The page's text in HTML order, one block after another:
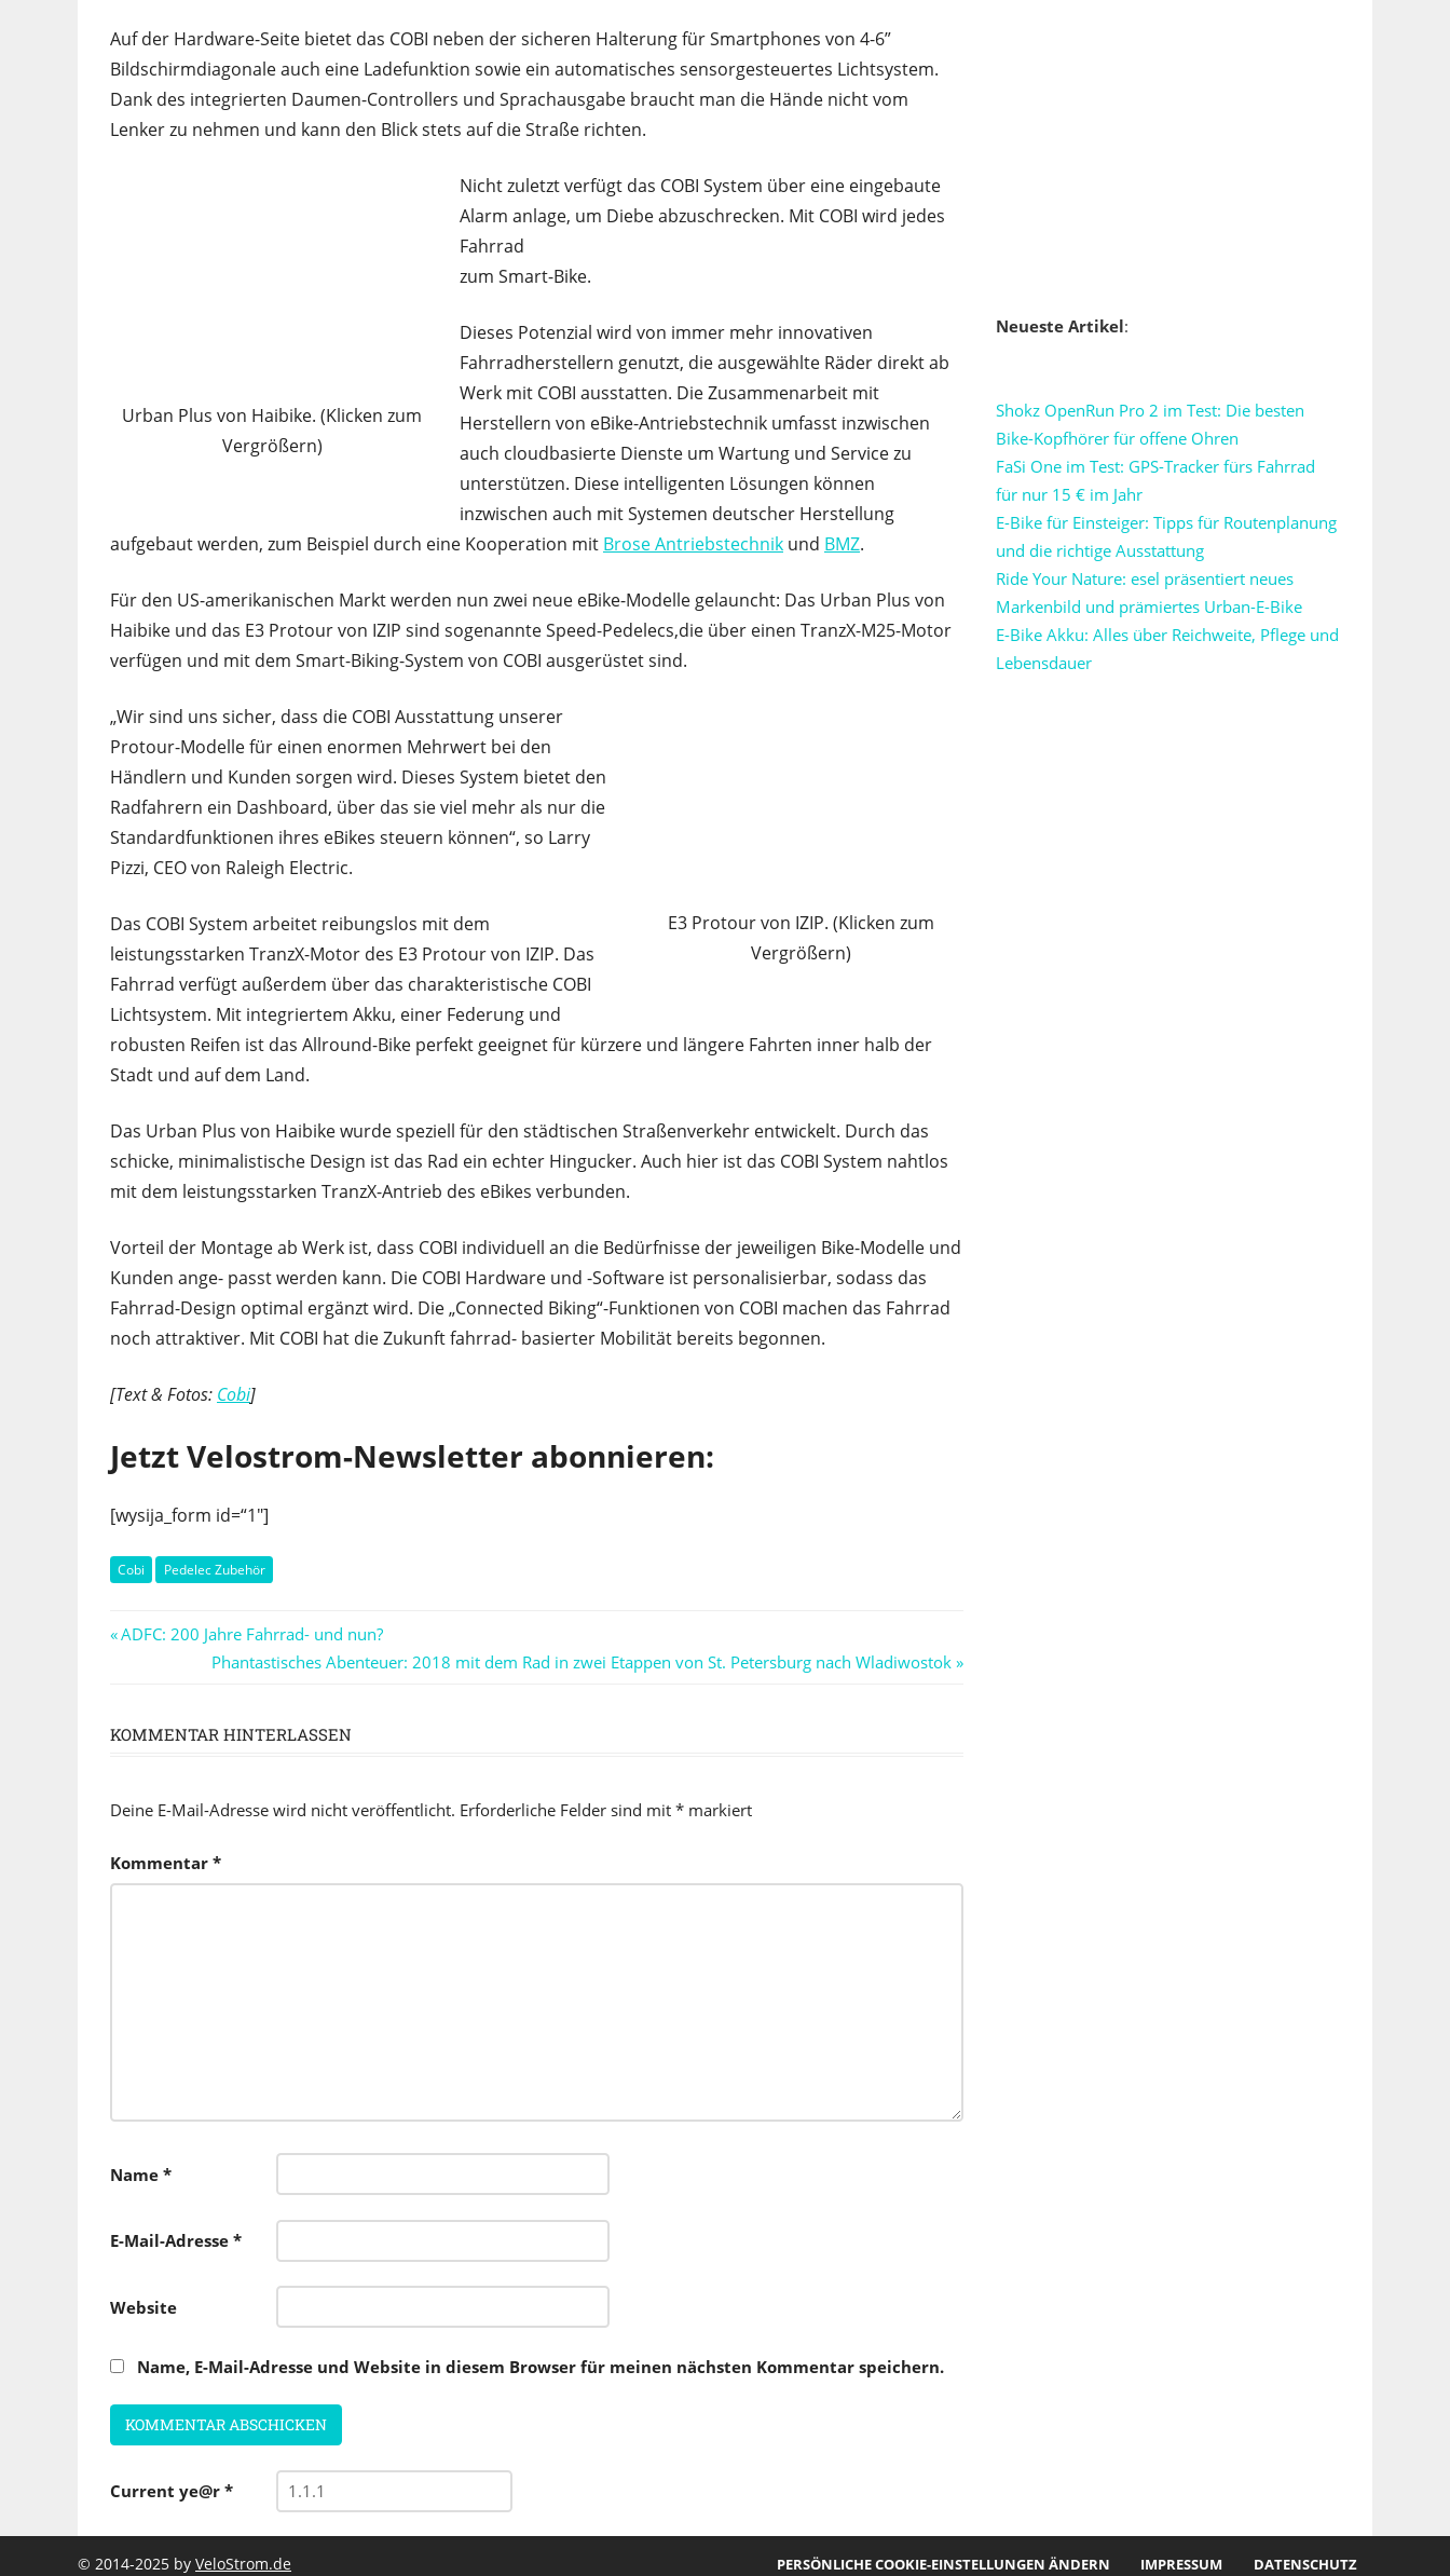
Auf der Hardware-Seite bietet das COBI neben der sicheren Halterung für Smartphones von 4-6”
Bildschirmdiagonale auch eine Ladefunktion sowie ein automatisches sensorgesteuertes Lichtsystem.
Dank des integrierten Daumen-Controllers und Sprachausgabe braucht man die Hände nicht vom
Lenker zu nehmen und kann den Blick stets auf die Straße richten.
Urban Plus von Haibike. (Klicken zum
Vergrößern)
Nicht zuletzt verfügt das COBI System über eine eingebaute
Alarm anlage, um Diebe abzuschrecken. Mit COBI wird jedes
Fahrrad
zum Smart-Bike.
Dieses Potenzial wird von immer mehr innovativen
Fahrradherstellern genutzt, die ausgewählte Räder direkt ab
Werk mit COBI ausstatten. Die Zusammenarbeit mit
Herstellern von eBike-Antriebstechnik umfasst inzwischen
auch cloudbasierte Dienste um Wartung und Service zu
unterstützen. Diese intelligenten Lösungen können
inzwischen auch mit Systemen deutscher Herstellung
aufgebaut werden, zum Beispiel durch eine Kooperation mit Brose Antriebstechnik und BMZ.
Für den US-amerikanischen Markt werden nun zwei neue eBike-Modelle gelauncht: Das Urban Plus von
Haibike und das E3 Protour von IZIP sind sogenannte Speed-Pedelecs,die über einen TranzX-M25-Motor
verfügen und mit dem Smart-Biking-System von COBI ausgerüstet sind.
E3 Protour von IZIP. (Klicken zum
Vergrößern)
„Wir sind uns sicher, dass die COBI Ausstattung unserer
Protour-Modelle für einen enormen Mehrwert bei den
Händlern und Kunden sorgen wird. Dieses System bietet den
Radfahrern ein Dashboard, über das sie viel mehr als nur die
Standardfunktionen ihres eBikes steuern können“, so Larry
Pizzi, CEO von Raleigh Electric.
Das COBI System arbeitet reibungslos mit dem
leistungsstarken TranzX-Motor des E3 Protour von IZIP. Das
Fahrrad verfügt außerdem über das charakteristische COBI
Lichtsystem. Mit integriertem Akku, einer Federung und
robusten Reifen ist das Allround-Bike perfekt geeignet für kürzere und längere Fahrten inner halb der
Stadt und auf dem Land.
Das Urban Plus von Haibike wurde speziell für den städtischen Straßenverkehr entwickelt. Durch das
schicke, minimalistische Design ist das Rad ein echter Hingucker. Auch hier ist das COBI System nahtlos
mit dem leistungsstarken TranzX-Antrieb des eBikes verbunden.
Vorteil der Montage ab Werk ist, dass COBI individuell an die Bedürfnisse der jeweiligen Bike-Modelle und
Kunden ange- passt werden kann. Die COBI Hardware und -Software ist personalisierbar, sodass das
Fahrrad-Design optimal ergänzt wird. Die „Connected Biking“-Funktionen von COBI machen das Fahrrad
noch attraktiver. Mit COBI hat die Zukunft fahrrad- basierter Mobilität bereits begonnen.
[Text & Fotos: Cobi]
Jetzt Velostrom-Newsletter abonnieren:
[wysija_form id=“1″]
Cobi Pedelec Zubehör
Beitragsnavigation
Vorheriger
ADFC: 200 Jahre Fahrrad- und nun?
Nächster
Phantastisches Abenteuer: 2018 mit dem Rad in zwei Etappen von St. Petersburg nach Wladiwostok
KOMMENTAR HINTERLASSEN
Deine E-Mail-Adresse wird nicht veröffentlicht. Erforderliche Felder sind mit * markiert
Kommentar *
Name *
E-Mail-Adresse *
Website
Name, E-Mail-Adresse und Website in diesem Browser für meinen nächsten Kommentar speichern.
Current ye@r *
Neueste Artikel:
Shokz OpenRun Pro 2 im Test: Die besten
Bike-Kopfhörer für offene Ohren
FaSi One im Test: GPS-Tracker fürs Fahrrad
für nur 15 € im Jahr
E-Bike für Einsteiger: Tipps für Routenplanung
und die richtige Ausstattung
Ride Your Nature: esel präsentiert neues
Markenbild und prämiertes Urban-E-Bike
E-Bike Akku: Alles über Reichweite, Pflege und
Lebensdauer
PERSÖNLICHE COOKIE-EINSTELLUNGEN ÄNDERN IMPRESSUM DATENSCHUTZ
© 2014-2025 by VeloStrom.de